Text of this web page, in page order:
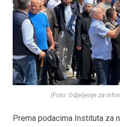
(Foto: Odjeljenje za
Prema podacima Instituta za